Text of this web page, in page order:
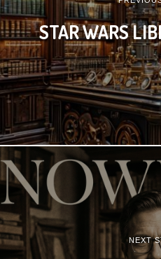
STAR WARS
NEXT